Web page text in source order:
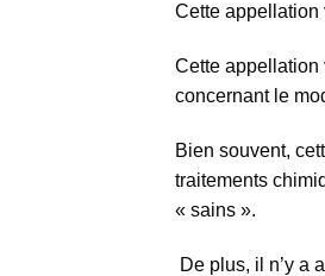
Cette appellation
Cette appellation
concernant le
Bien souvent,
traitements
« sains ».
De plus, il n’y a